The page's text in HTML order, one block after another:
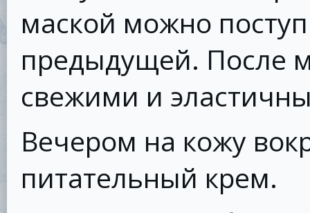
маской можно
предыдущей. После
свежими и
Вечером на кожу
питательный крем.